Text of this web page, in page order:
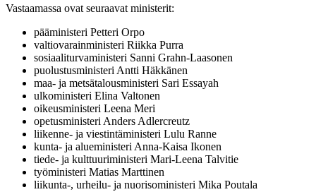
Vastaamassa ovat seuraavat ministerit:
pääministeri Petteri Orpo
valtiovarainministeri Riikka Purra
sosiaaliturvaministeri Sanni Grahn-Laasonen
puolustusministeri Antti Häkkänen
maa- ja metsätalousministeri Sari Essayah
ulkoministeri Elina Valtonen
oikeusministeri Leena Meri
opetusministeri Anders Adlercreutz
liikenne- ja viestintäministeri Lulu Ranne
kunta- ja alueministeri Anna-Kaisa Ikonen
tiede- ja kulttuuriministeri Mari-Leena Talvitie
työministeri Matias Marttinen
liikunta-, urheilu- ja nuorisoministeri Mika Poutala